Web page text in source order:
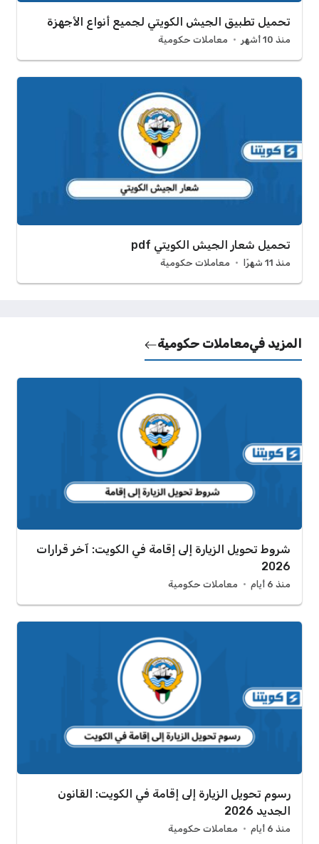
تحميل تطبيق الجيش الكويتي لجميع أنواع الأجهزة
منذ 10 أشهر معاملات حكومية
تحميل شعار الجيش الكويتي pdf
منذ 11 شهرًا معاملات حكومية
المزيد فيمعاملات حكومية
شروط تحويل الزيارة إلى إقامة في الكويت: آخر قرارات
2026
منذ 6 أيام معاملات حكومية
رسوم تحويل الزيارة إلى إقامة في الكويت: القانون
الجديد 2026
منذ 6 أيام معاملات حكومية